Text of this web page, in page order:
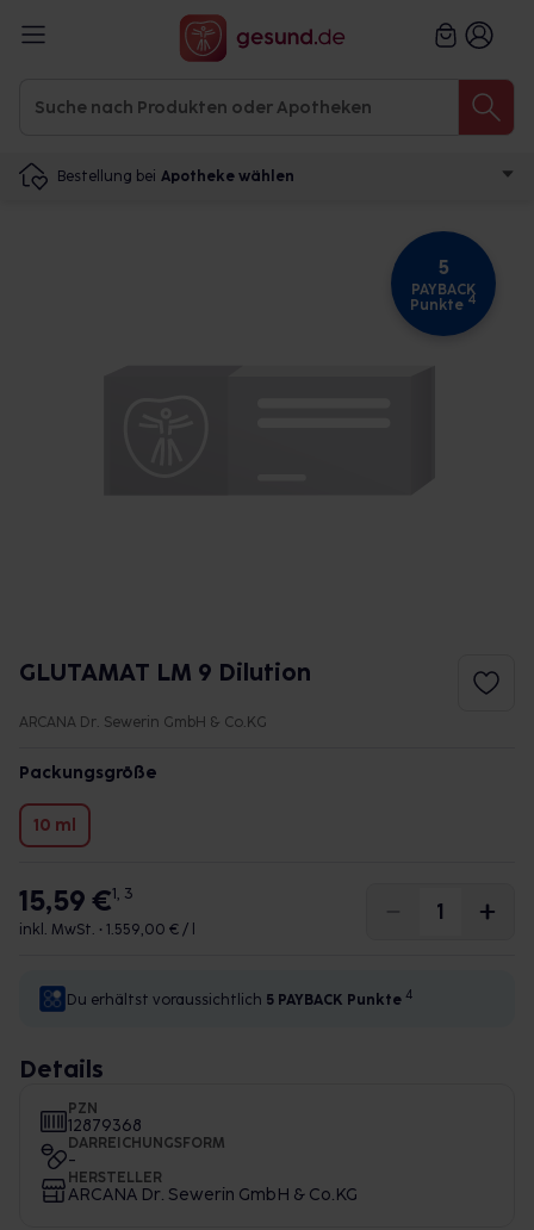
Bestellung bei Apotheke wählen
5
PAYBACK
Punkte 4
GLUTAMAT LM 9 Dilution
ARCANA Dr. Sewerin GmbH & Co.KG
Packungsgröße
10 ml
15,59 €1, 3
inkl. MwSt. • 1.559,00 € / l
Du erhältst voraussichtlich 5 PAYBACK Punkte 4
Details
PZN
12879368
DARREICHUNGSFORM
-
HERSTELLER
ARCANA Dr. Sewerin GmbH & Co.KG